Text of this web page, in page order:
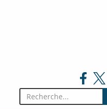
Rechercher: